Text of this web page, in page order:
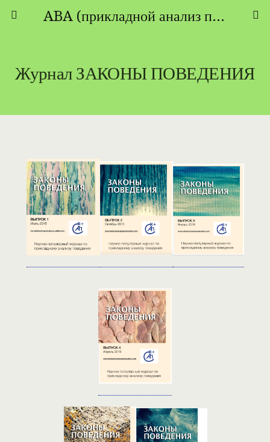
ABA (прикладной анализ поведения) - ТЕОРИЯ И ПРАКТИКА
Журнал ЗАКОНЫ ПОВЕДЕНИЯ